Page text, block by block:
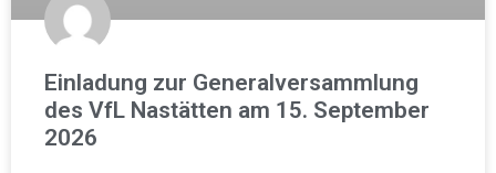
Einladung zur Generalversammlung
des VfL Nastätten am 15. September
2026